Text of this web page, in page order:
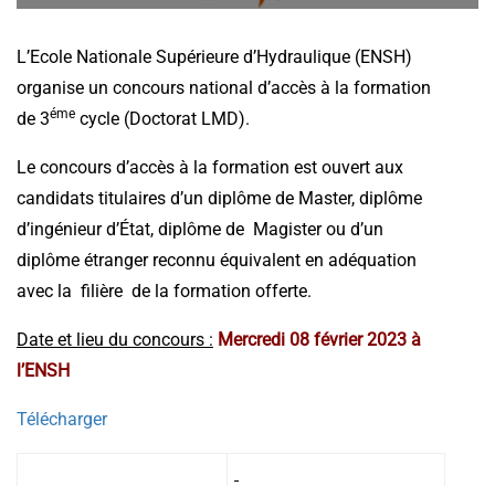
L’Ecole Nationale Supérieure d’Hydraulique (ENSH)
organise un concours national d’accès à la formation
de 3éme cycle (Doctorat LMD).
Le concours d’accès à la formation est ouvert aux
candidats titulaires d’un diplôme de Master, diplôme
d’ingénieur d’État, diplôme de Magister ou d’un
diplôme étranger reconnu équivalent en adéquation
avec la filière de la formation offerte.
Date et lieu du concours : Mercredi 08 février 2023 à
l’ENSH
Télécharger